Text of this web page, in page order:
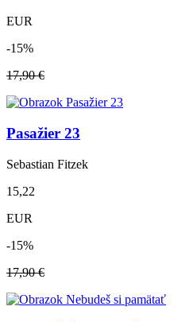
EUR
-15%
17,90 €
Pasažier 23
Sebastian Fitzek
15,22
EUR
-15%
17,90 €